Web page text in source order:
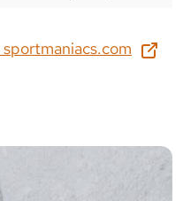
sportmaniacs.com